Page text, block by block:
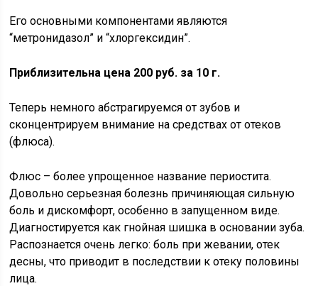
Его основными компонентами являются
“метронидазол” и “хлоргексидин”.
Приблизительна цена 200 руб. за 10 г.
Теперь немного абстрагируемся от зубов и
сконцентрируем внимание на средствах от отеков
(флюса).
Флюс – более упрощенное название периостита.
Довольно серьезная болезнь причиняющая сильную
боль и дискомфорт, особенно в запущенном виде.
Диагностируется как гнойная шишка в основании зуба.
Распознается очень легко: боль при жевании, отек
десны, что приводит в последствии к отеку половины
лица.